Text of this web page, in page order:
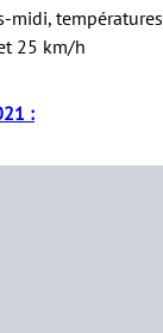
midi,
25 km/h
: